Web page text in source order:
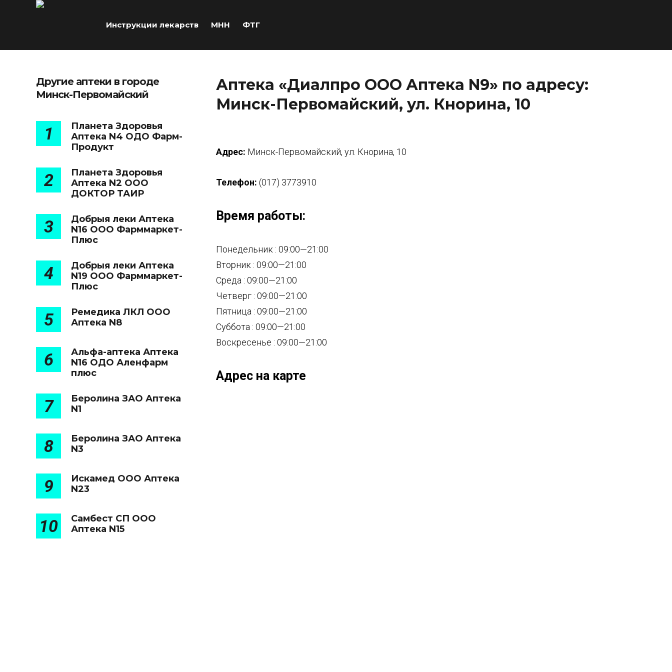
Инструкции лекарств МНН ФТГ
Аптека «Диалпро ООО Аптека N9» по адресу:
Минск-Первомайский, ул. Кнорина, 10
Адрес: Минск-Первомайский, ул. Кнорина, 10
Телефон: (017) 3773910
Время работы:
Понедельник : 09:00—21:00
Вторник : 09:00—21:00
Среда : 09:00—21:00
Четверг : 09:00—21:00
Пятница : 09:00—21:00
Суббота : 09:00—21:00
Воскресенье : 09:00—21:00
Адрес на карте
Другие аптеки в городе
Минск-Первомайский
1
Планета Здоровья
Аптека N4 ОДО Фарм-
Продукт
2
Планета Здоровья
Аптека N2 ООО
ДОКТОР ТАИР
3
Добрыя леки Аптека
N16 ООО Фарммаркет-
Плюс
4
Добрыя леки Аптека
N19 ООО Фарммаркет-
Плюс
5
Ремедика ЛКЛ ООО
Аптека N8
6
Альфа-аптека Аптека
N16 ОДО Аленфарм
плюс
7
Беролина ЗАО Аптека
N1
8
Беролина ЗАО Аптека
N3
9
Искамед ООО Аптека
N23
10
Самбест СП ООО
Аптека N15